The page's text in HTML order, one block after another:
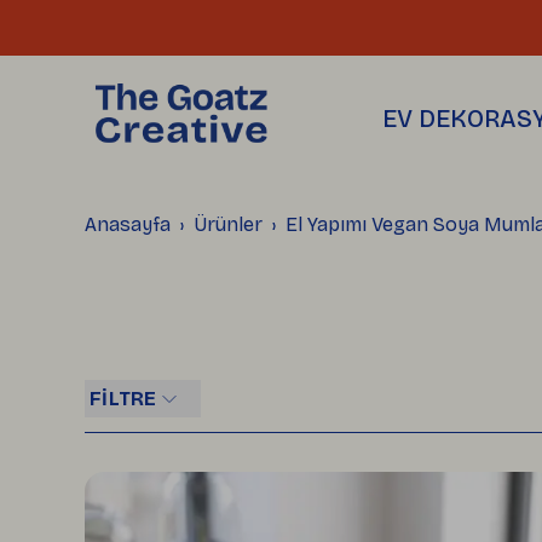
EV
Hakkımızda
Üretim Atölyemiz
Toptan Satış
Blog
Anasayfa Ürünler El Yapımı Vegan Soya
FİLTRE